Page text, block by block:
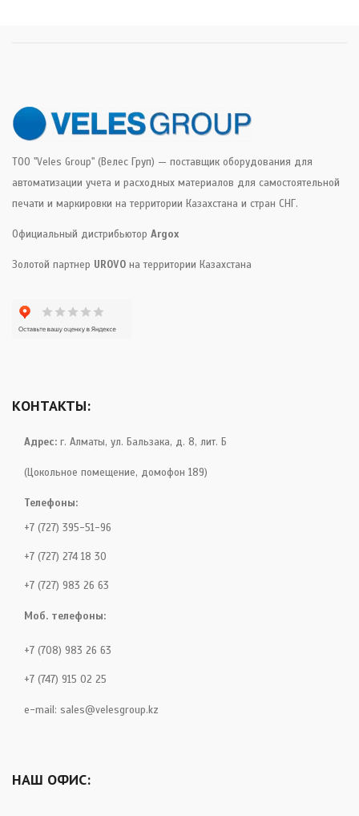
ТОО "Veles Group" (Велес Груп) — поставщик оборудования для
автоматизации учета и расходных материалов для самостоятельной
печати и маркировки на территории Казахстана и стран СНГ.
Официальный дистрибьютор Argox
Золотой партнер UROVO на территории Казахстана
КОНТАКТЫ:
Адрес: г. Алматы, ул. Бальзака, д. 8, лит. Б
(Цокольное помещение, домофон 189)
Телефоны:
+7 (727) 395-51-96
+7 (727) 274 18 30
+7 (727) 983 26 63
Моб. телефоны:
+7 (708) 983 26 63
+7 (747) 915 02 25
e-mail: sales@velesgroup.kz
НАШ ОФИС: